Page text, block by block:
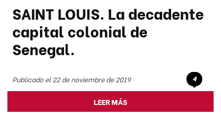
SAINT LOUIS. La decadente
capital colonial de
Senegal.
Publicado el 22 de noviembre de 2019 4
LEER MÁS